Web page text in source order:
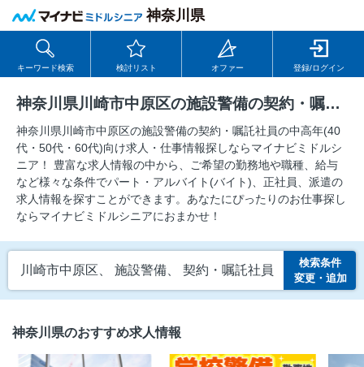
神奈川県
キーワード検索 検討リスト オファー 登録/ログイン
神奈川県川崎市中原区の施設警備の契約・嘱託社員の求人
神奈川県川崎市中原区の施設警備の契約・嘱託社員の中⾼年(40
代・50代・60代)向け求⼈・仕事情報探しならマイナビミドルシ
ニア！ 豊富な求人情報の中から、ご希望の勤務地や職種、給与
など様々な条件でパート・アルバイト(バイト)、正社員、派遣の
求人情報を探すことができます。あなたにぴったりのお仕事探し
ならマイナビミドルシニアにおまかせ！
川崎市中原区、 施設警備、 契約・嘱託社員
検索条件
変更・追加
神奈川県のおすすめ求人情報